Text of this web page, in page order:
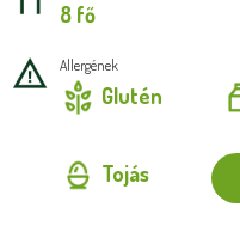
8 fő
Allergének
Glutén
Tojás